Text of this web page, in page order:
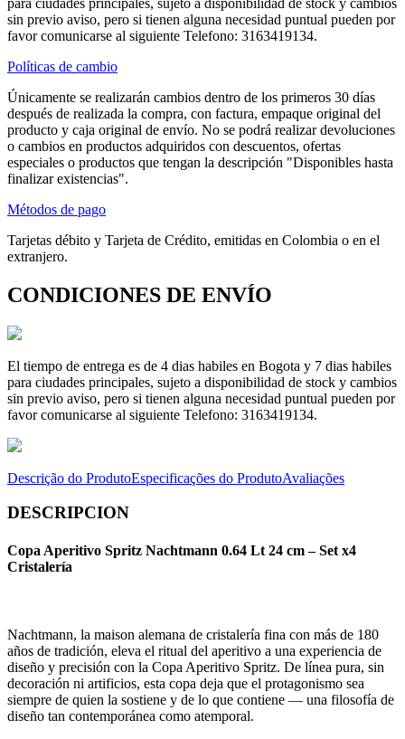
sin previo aviso, pero si tienen alguna necesidad puntual pueden por
favor comunicarse al siguiente Telefono: 3163419134.
Políticas de cambio
Únicamente se realizarán cambios dentro de los primeros 30 días
después de realizada la compra, con factura, empaque original del
producto y caja original de envío. No se podrá realizar devoluciones
o cambios en productos adquiridos con descuentos, ofertas
especiales o productos que tengan la descripción "Disponibles hasta
finalizar existencias".
Métodos de pago
Tarjetas débito y Tarjeta de Crédito, emitidas en Colombia o en el
extranjero.
CONDICIONES DE ENVÍO
El tiempo de entrega es de 4 dias habiles en Bogota y 7 dias habiles
para ciudades principales, sujeto a disponibilidad de stock y cambios
sin previo aviso, pero si tienen alguna necesidad puntual pueden por
favor comunicarse al siguiente Telefono: 3163419134.
Descrição do ProdutoEspecificações do ProdutoAvaliações
DESCRIPCION
Copa Aperitivo Spritz Nachtmann 0.64 Lt 24 cm – Set x4
Cristalería
Nachtmann, la maison alemana de cristalería fina con más de 180
años de tradición, eleva el ritual del aperitivo a una experiencia de
diseño y precisión con la Copa Aperitivo Spritz. De línea pura, sin
decoración ni artificios, esta copa deja que el protagonismo sea
siempre de quien la sostiene y de lo que contiene — una filosofía de
diseño tan contemporánea como atemporal.